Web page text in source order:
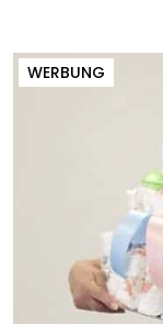
WERBUNG